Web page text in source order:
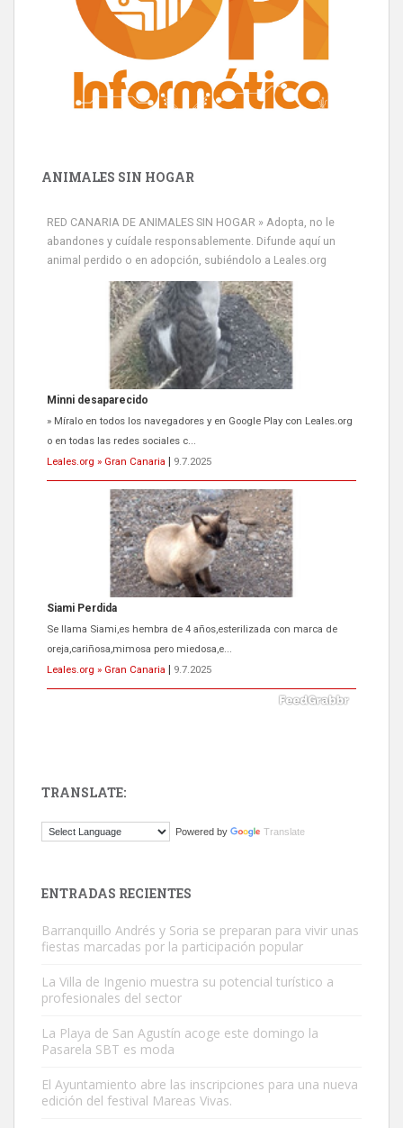
ANIMALES SIN HOGAR
RED CANARIA DE ANIMALES SIN HOGAR » Adopta, no le
abandones y cuídale responsablemente. Difunde aquí un
animal perdido o en adopción, subiéndolo a Leales.org
Siami Perdida
Se llama Siami,es hembra de 4 años,esterilizada con marca de
oreja,cariñosa,mimosa pero miedosa,e...
Leales.org » Gran Canaria
9.7.2025
ADOPCIÓN URGENTE GATA TEROR GRAN CANARIA
El ayuntamiento se va a llevar a Los Gatos callejeros de la zona los
próximos días, ella incluida...
Leales.org » Gran Canaria
9.7.2025
Este gato macho ha aparecido en la calle hace menos de un mes,
Busco adopción responsable para mi perra. Pastor alemán,
Leales.org » Gran Canaria
6.7.2025
TRANSLATE:
Powered by Translate
ENTRADAS RECIENTES
Barranquillo Andrés y Soria se preparan para vivir unas
fiestas marcadas por la participación popular
La Villa de Ingenio muestra su potencial turístico a
profesionales del sector
La Playa de San Agustín acoge este domingo la
Pasarela SBT es moda
El Ayuntamiento abre las inscripciones para una nueva
edición del festival Mareas Vivas.